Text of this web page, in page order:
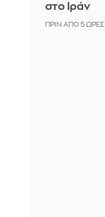
στο Ιράν
ΠΡΙΝ ΑΠΌ 5 ΏΡΕΣ